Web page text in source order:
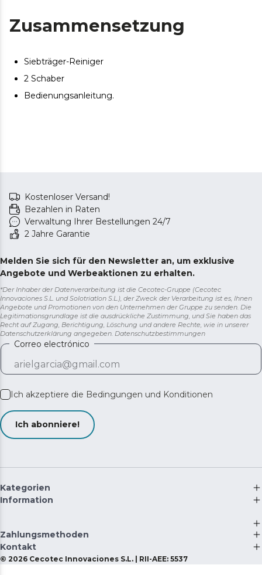
Erleichtert die Reinigung. Abnehmbares Design für
Zusammensetzung
Siebträger-Reiniger
2 Schaber
Bedienungsanleitung.
Kostenloser Versand!
Bezahlen in Raten
Verwaltung Ihrer Bestellungen 24/7
2 Jahre Garantie
Melden Sie sich für den Newsletter an, um exklusive
Angebote und Werbeaktionen zu erhalten.
*Der Inhaber der Datenverarbeitung ist die Cecotec-Gruppe (Cecotec
Innovaciones S.L. und Solotriatlon S.L.), der Zweck der Verarbeitung ist es, Ihnen
Angebote und Promotionen von den Unternehmen der Gruppe zu senden. Die
Legitimationsgrundlage ist die ausdrückliche Zustimmung, und Sie haben das
Recht auf Zugang, Berichtigung, Löschung und andere Rechte, wie in unserer
Datenschutzerklärung angegeben. Datenschutzbestimmungen
Correo electrónico
Ich akzeptiere die Bedingungen und Konditionen
Ich abonniere!
Kategorien
Information
Zahlungsmethoden
Kontakt
© 2026 Cecotec Innovaciones S.L. | RII-AEE: 5537